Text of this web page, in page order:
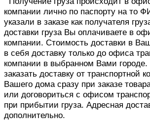
компании лично по паспорту на то
указали в заказе как получателя
доставки груза Вы оплачиваете в
компании. Стоимость доставки в
в себя доставку только до офиса
компании в выбранном Вами
заказать доставку от транспортной
Вашего дома сразу при заказе
или договориться с офисом
при прибытии груза. Адресная
дополнительно.